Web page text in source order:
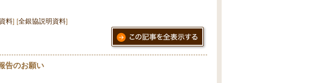
料 全銀協説明資料
告のお願い